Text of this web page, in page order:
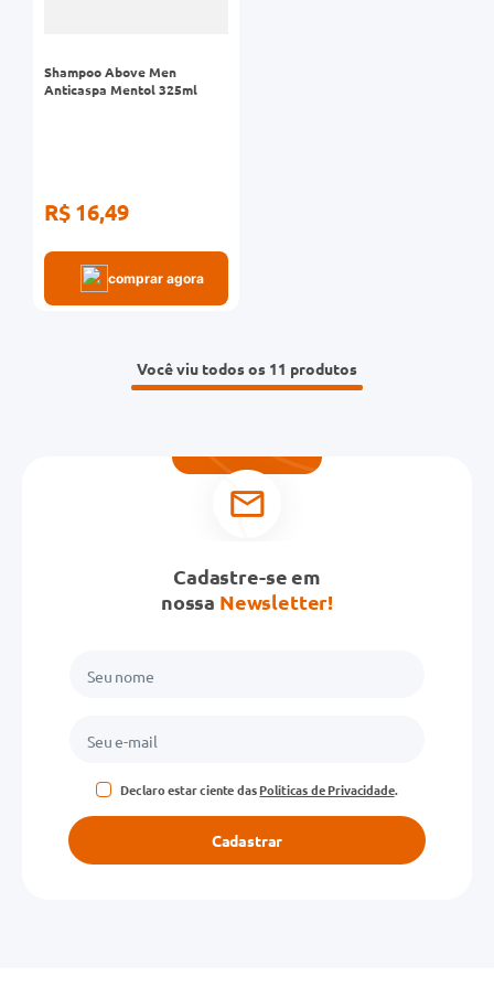
Shampoo Above Men
Anticaspa Mentol 325ml
R$ 16,49
comprar agora
Você viu todos os 11
Cadastre-se em
nossa Newsletter!
Declaro estar ciente dasPolíticas de Privacidade.
Cadastrar